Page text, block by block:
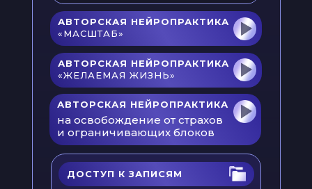
АВТОРСКАЯ НЕЙРОПРАКТИКА
«МАСШТАБ»
АВТОРСКАЯ НЕЙРОПРАКТИКА
«ЖЕЛАЕМАЯ ЖИЗНЬ»
ДОСТУП К ЗАПИСЯМ
АВТОРСКАЯ НЕЙРОПРАКТИКА
на освобождение от страхов
и ограничивающих блоков